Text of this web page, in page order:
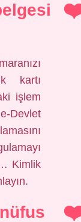
kartı
işlem
Devlet
Kimlik